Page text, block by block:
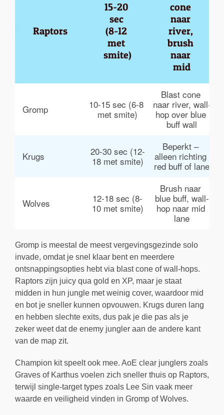
Raptors
15-20
sec
(8-12
met
smite)
cone
naar
river,
brush
naar
mid
Gromp
10-15 sec (6-8
met smite)
Blast cone
naar river, wall-
hop over blue
buff wall
Krugs
20-30 sec (12-
18 met smite)
Beperkt –
alleen richting
red buff of lane
Wolves
12-18 sec (8-
10 met smite)
Brush naar
blue buff, wall-
hop naar mid
lane
Gromp is meestal de meest vergevingsgezinde solo
invade, omdat je snel klaar bent en meerdere
ontsnappingsopties hebt via blast cone of wall-hops.
Raptors zijn juicy qua gold en XP, maar je staat
midden in hun jungle met weinig cover, waardoor mid
en bot je sneller kunnen opvouwen. Krugs duren lang
en hebben slechte exits, dus pak je die pas als je
zeker weet dat de enemy jungler aan de andere kant
van de map zit.
Champion kit speelt ook mee. AoE clear junglers zoals
Graves of Karthus voelen zich sneller thuis op Raptors,
terwijl single-target types zoals Lee Sin vaak meer
waarde en veiligheid vinden in Gromp of Wolves.